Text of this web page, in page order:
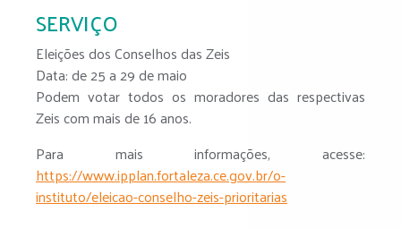
SERVIÇO
Eleições dos Conselhos das Zeis
Data: de 25 a 29 de maio
Podem votar todos os moradores das respectivas
Zeis com mais de 16 anos.
Para mais informações, acesse:
https://www.ipplan.fortaleza.ce.gov.br/o-
instituto/eleicao-conselho-zeis-prioritarias